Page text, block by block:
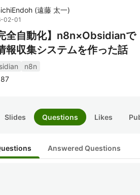
(遠藤 太一)
02-01
全自動化】n8n×Obsidian
報収集システムを作った話
n8n
Slides Questions Likes
Answered Questions